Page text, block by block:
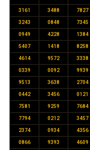
3161 3488 7827
3243 0848 7345
0949 4228 1384
5407 1418 8258
4614 9572 3338
0339 0092 9939
9513 3638 2704
0442 3456 0121
7581 9259 7684
7794 0212 3457
2374 0934 4356
0866 9393 4609